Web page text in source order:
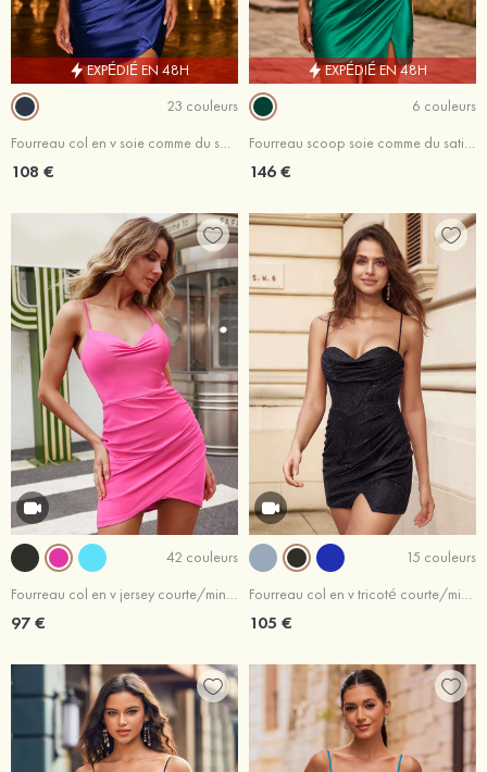
EXPÉDIÉ EN 48H
23 couleurs
Fourreau col en v soie comme du satin courte/mini robe de fête de la rentré avec plissé fendue
108 €
EXPÉDIÉ EN 48H
6 couleurs
Fourreau scoop soie comme du satin courte/mini robe de fête de la rentré avec appliqué perles
146 €
42 couleurs
Fourreau col en v jersey courte/mini robe de fête de la rentrée avec fendue
97 €
15 couleurs
Fourreau col en v tricoté courte/mini robe de fête de la rentrée
105 €